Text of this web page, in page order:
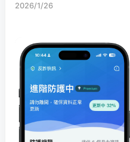
2026/1/26